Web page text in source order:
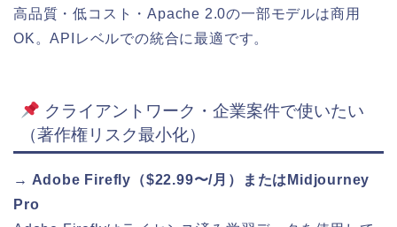
高品質・低コスト・Apache 2.0の一部モデルは商用
OK。APIレベルでの統合に最適です。
クライアントワーク・企業案件で使いたい
（著作権リスク最小化）
→ Adobe Firefly（$22.99〜/月）またはMidjourney
Pro